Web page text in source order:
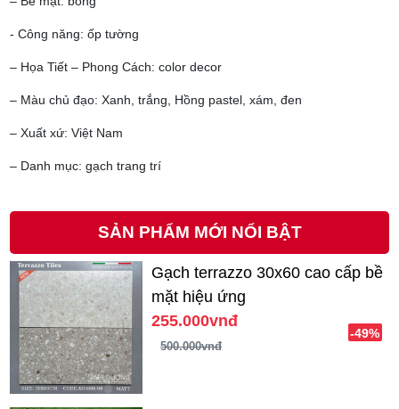
- Công năng: ốp tường
– Họa Tiết – Phong Cách: color decor
– Màu chủ đạo: Xanh, trắng, Hồng pastel, xám, đen
– Xuất xứ: Việt Nam
– Danh mục: gạch trang trí
SẢN PHẨM MỚI NỔI BẬT
Gạch terrazzo 30x60 cao cấp bề
mặt hiệu ứng
255.000vnđ
500.000vnđ
-49%